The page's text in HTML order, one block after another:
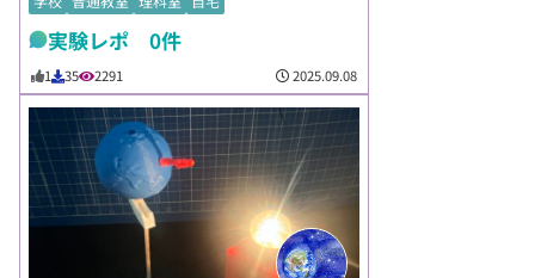
実験レポ 0件
1 35 2291 2025.09.08